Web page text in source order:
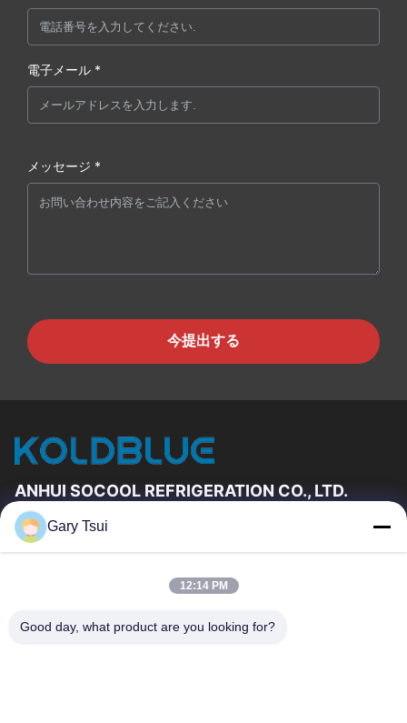
電子メール *
メッセージ *
今提出する
ANHUI SOCOOL REFRIGERATION CO., LTD.
速いリンク
私達について
工場旅行
品質管理
Gary Tsui
12:14 PM
Good day, what product are you looking for?